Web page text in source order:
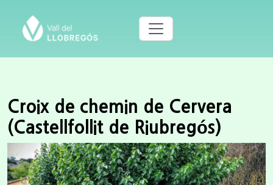
Croix de chemin de Cervera
(Castellfollit de Riubregós)